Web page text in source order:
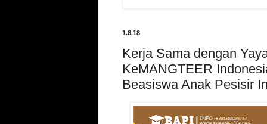
1.8.18
Kerja Sama dengan
KeMANGTEER
Beasiswa Anak Pesisir